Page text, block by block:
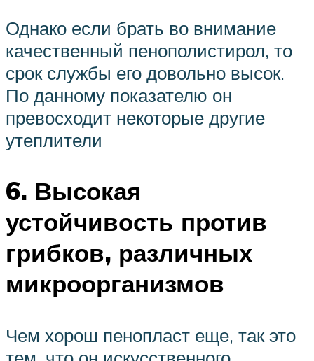
Однако если брать во внимание
качественный пенополистирол, то
срок службы его довольно высок.
По данному показателю он
превосходит некоторые другие
утеплители
6. Высокая
устойчивость против
грибков, различных
микроорганизмов
Чем хорош пенопласт еще, так это